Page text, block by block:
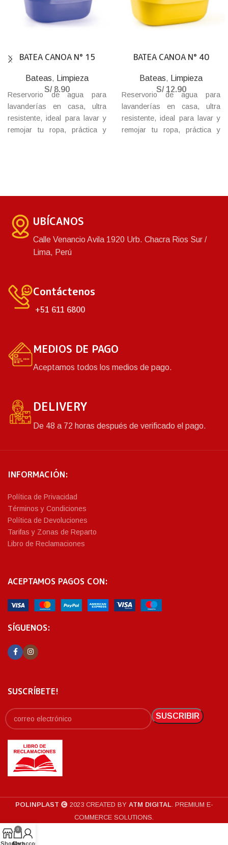
BATEA CANOA N° 15
Bateas,
Limpieza
S/8.90
Reservorio de agua para
lavanderías en casa, ultra
resistente, ideal para lavar y
remojar tu ropa, práctica y
BATEA CANOA N° 40
Bateas,
Limpieza
S/12.90
Reservorio de agua para
lavanderías en casa, ultra
resistente, ideal para lavar y
remojar tu ropa, práctica y
UBÍCANOS
Calle Venancio Avila 1920 Urb. Chacra Rios Sur /
Lima, Perú
Contáctenos
+51 611 6800
MEDIOS DE PAGO
Aceptamos todos los medios de pago.
DELIVERY
De 48 a 72 horas después de verificado el pago.
INFORMACIÓN:
Política de Privacidad
Términos y Condiciones
Política de Devoluciones
Tarifas y Zonas de Reparto
Libro de Reclamaciones
ACEPTAMOS PAGOS CON:
SÍGUENOS:
SUSCRÍBETE!
POLINPLAST 2023 CREATED BY ATM DIGITAL. PREMIUM E-
COMMERCE SOLUTIONS.
Shop
0
Cart
My account